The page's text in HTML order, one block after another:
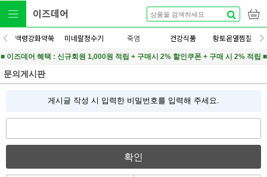
이즈데어
백령강화약쑥 미네랄정수기 죽염 건강식품 황토온열찜질
■ 이즈데어 혜택 : 신규회원 1,000원 적립 + 구매시 2% 할인쿠폰 + 구매 시 2% 적립 ■
문의게시판
게시글 작성 시 입력한 비밀번호를 입력해 주세요.
확인